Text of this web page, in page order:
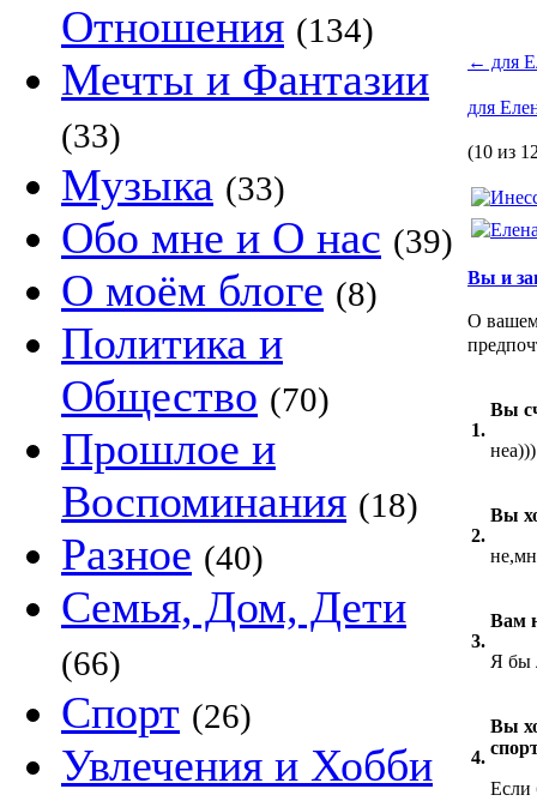
Отношения (134)
Мечты и Фантазии
(33)
Музыка (33)
Обо мне и О нас (39)
О моём блоге (8)
Политика и
Общество (70)
Прошлое и
Воспоминания (18)
Разное (40)
Семья, Дом, Дети
(66)
Спорт (26)
Увлечения и Хобби
← для
для
(10 из
Вы и
О
1.
Вы
неа)))
2.
Вы
3.
Вам
Я бы
4.
Вы
Если